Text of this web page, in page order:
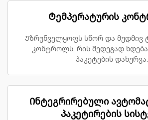
Ტემპერატურის
Უზრუნველყოფს სწორ და მუდმივ
კონტროლს, რის შედეგად ხდება
პაკეტების დახურვა.
Ინტეგრირებული
პაკეტირების